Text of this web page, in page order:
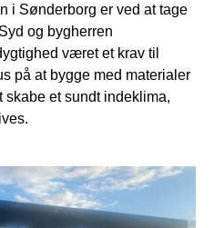
i Sønderborg er ved at tage
og bygherren
været et krav til
på at bygge med materialer
skabe et sundt indeklima,